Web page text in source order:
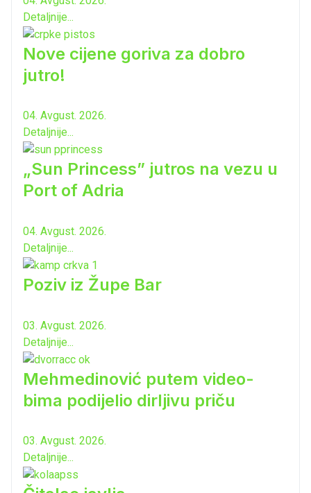
Detaljnije...
Nove cijene goriva za dobro
jutro!
04. Avgust. 2026.
Detaljnije...
„Sun Princess” jutros na vezu u
Port of Adria
04. Avgust. 2026.
Detaljnije...
Poziv iz Župe Bar
03. Avgust. 2026.
Detaljnije...
Mehmedinović putem video-
bima podijelio dirljivu priču
03. Avgust. 2026.
Detaljnije...